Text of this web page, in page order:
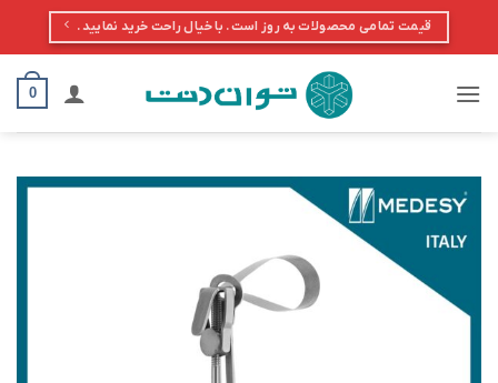
قیمت تمامی محصولات به روز است. با خیال راحت خرید نمایید.
0